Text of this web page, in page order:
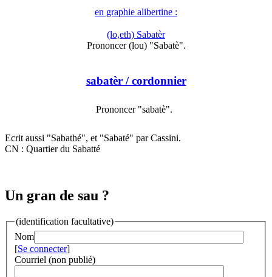
en graphie alibertine :
(lo,eth) Sabatèr
Prononcer (lou) "Sabatè".
sabatèr/ cordonnier
Prononcer "sabatè".
Ecrit aussi "Sabathé", et "Sabaté" par Cassini.
CN : Quartier du Sabatté
Un gran de sau ?
(identification facultative)
Nom
[Se connecter]
Courriel (non publié)